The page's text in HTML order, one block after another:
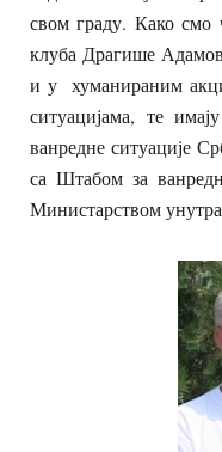
свом граду. Како смо
клуба Драгише
и у хуманираним
ситуацијама, те
ванредне ситуације
са Штабом за
Министарством